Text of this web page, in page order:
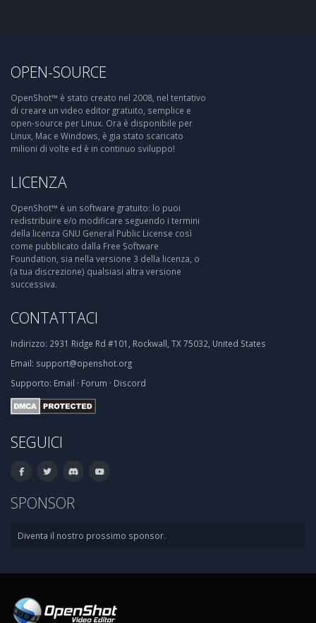
OPEN-SOURCE
OpenShot™ è stato creato nel 2008, nel tentativo
di creare un video editor gratuito, semplice e
open-source per Linux. Ora è disponibile per
Linux, Mac e Windows, è gia stato scaricato
milioni di volte ed è in continuo sviluppo!
LICENZA
OpenShot™ è un software gratuito: lo puoi
redistribuire e/o modificare seguendo i termini
della licenza GNU General Public License così
come pubblicato dalla Free Software
Foundation, sia nella versione 3 della licenza, o
(a tua discrezione) qualsiasi altra versione
successiva.
CONTATTACI
Indirizzo: 2931 Ridge Rd #101, Rockwall, TX 75032, United States
Email: support@openshot.org
Supporto: Email · Forum · Discord
SEGUICI
SPONSOR
Diventa il nostro prossimo sponsor.